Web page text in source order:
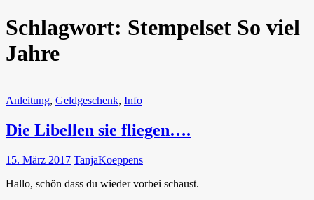
Schlagwort: Stempelset So viel
Jahre
Anleitung, Geldgeschenk, Info
Die Libellen sie fliegen….
15. März 2017 TanjaKoeppens
Hallo, schön dass du wieder vorbei schaust.